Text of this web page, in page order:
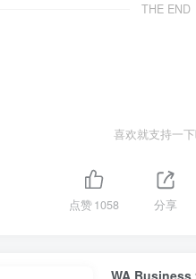
THE END
喜欢就支持一下
点赞1058 分享